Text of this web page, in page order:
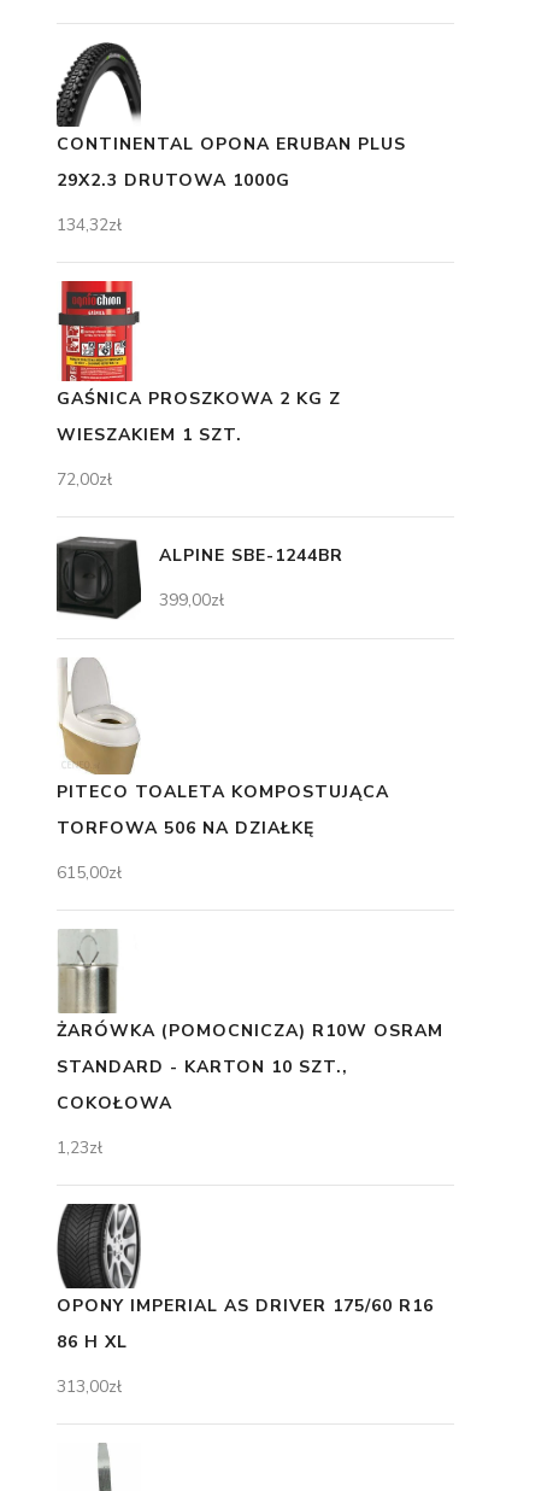
CONTINENTAL OPONA ERUBAN PLUS
29X2.3 DRUTOWA 1000G
134,32zł
GAŚNICA PROSZKOWA 2 KG Z
WIESZAKIEM 1 SZT.
72,00zł
ALPINE SBE-1244BR
399,00zł
PITECO TOALETA KOMPOSTUJĄCA
TORFOWA 506 NA DZIAŁKĘ
615,00zł
ŻARÓWKA (POMOCNICZA) R10W OSRAM
STANDARD - KARTON 10 SZT.,
COKOŁOWA
1,23zł
OPONY IMPERIAL AS DRIVER 175/60 R16
86 H XL
313,00zł